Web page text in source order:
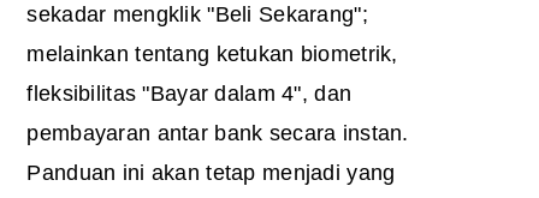
sekadar mengklik "Beli Sekarang";
melainkan tentang ketukan biometrik,
fleksibilitas "Bayar dalam 4", dan
pembayaran antar bank secara instan.
Panduan ini akan tetap menjadi yang